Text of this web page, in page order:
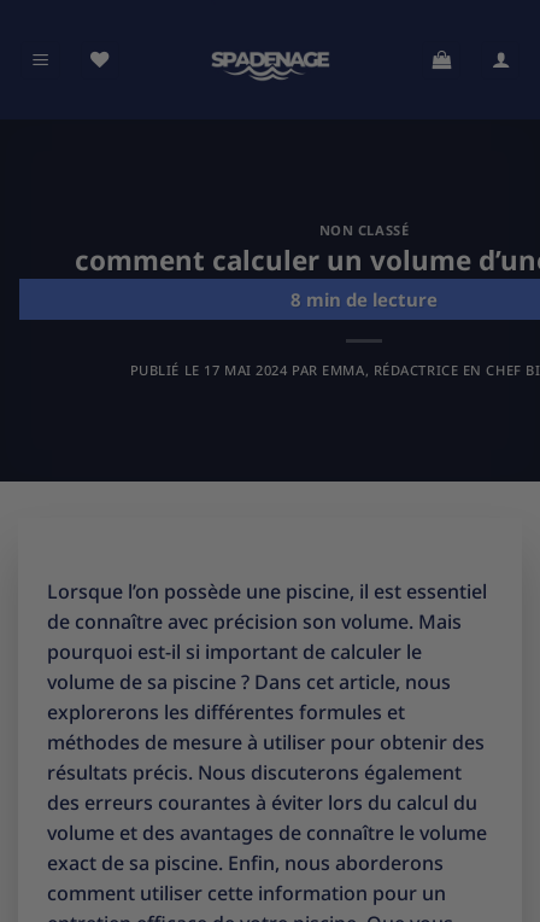
contenu
NON CLASSÉ
comment calculer un volume
PUBLIÉ LE 17 MAI 2024 PAR EMMA, RÉDACTRICE EN CHEF
Lorsque l’on possède une piscine, il est essentiel
de connaître avec précision son volume. Mais
pourquoi est-il si important de calculer le
volume de sa piscine ? Dans cet article, nous
explorerons les différentes formules et
méthodes de mesure à utiliser pour obtenir des
résultats précis. Nous discuterons également
des erreurs courantes à éviter lors du calcul du
volume et des avantages de connaître le volume
exact de sa piscine. Enfin, nous aborderons
comment utiliser cette information pour un